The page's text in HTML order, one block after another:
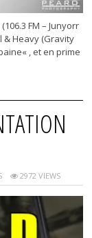
FM – Junyorr
& Heavy (Gravity
, et en prime
2972 VIEWS